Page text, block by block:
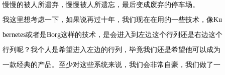
慢慢的被人所遗弃，慢慢被人所遗忘，最后变成废弃的停车场。
我这里想考虑一下，如果说再过十年，我们现在在用的一些技术，像Ku
bernetes或者是Borg这样的技术，是会进入到左边这个行列还是右边这个
行列呢？我个人是希望进入左边的行列，毕竟我们还是希望他可以成为
一款经典的产品。至少对这些系统来说，我们会非常自豪，我们做了一